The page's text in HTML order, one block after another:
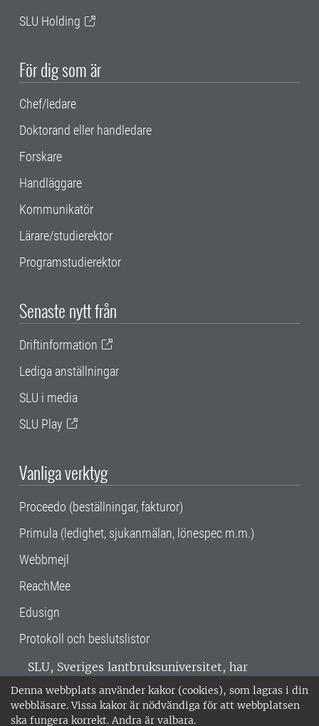
Denna webbplats använder kakor (cookies), som lagras i din
webbläsare. Vissa kakor är nödvändiga för att webbplatsen
ska fungera korrekt. Andra är valbara.
SLU Holding
För dig som är
Chef/ledare
Doktorand eller handledare
Forskare
Handläggare
Kommunikatör
Lärare/studierektor
Programstudierektor
Senaste nytt från
Driftinformation
Lediga anställningar
SLU i media
SLU Play
Vanliga verktyg
Proceedo (beställningar, fakturor)
Primula (ledighet, sjukanmälan, lönespec m.m.)
Webbmejl
ReachMee
Edusign
Protokoll och beslutslistor
SLU, Sveriges lantbruksuniversitet, har
verksamhet över hela Sverige. Huvudorter är
Alnarp, Uppsala och Umeå.SLU är
miljöcertifierat enligt ISO 14001. •